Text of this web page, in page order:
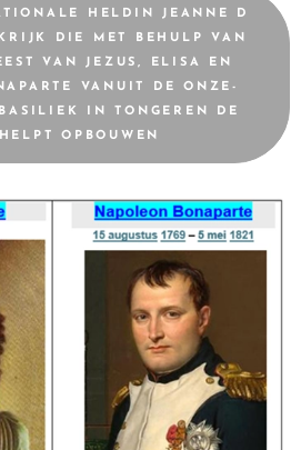
HELDIN JEANNE D
DIE MET BEHULP VAN
VAN JEZUS, ELISA EN
VANUIT DE ONZE-
IN TONGEREN DE
OPBOUWEN